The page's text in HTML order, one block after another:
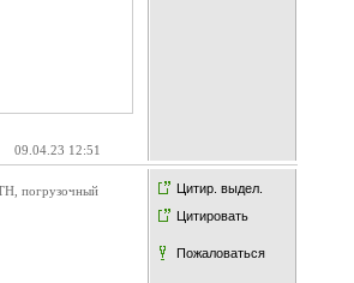
09.04.23 12:51
Цитир. выдел.
Цитировать
Пожаловаться
погрузочный